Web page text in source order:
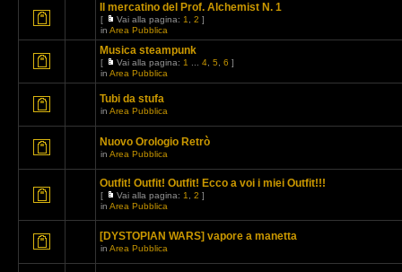
Il mercatino del Prof. Alchemist N. 1
[ Vai alla pagina: 1 2 ]
in Area Pubblica
Musica steampunk
[ Vai alla pagina: 1 4 5 6 ]
in Area Pubblica
Tubi da stufa
in Area Pubblica
Nuovo Orologio Retrò
in Area Pubblica
Outfit! Outfit! Outfit! Ecco a voi i miei Outfit!!!
[ Vai alla pagina: 1 2 ]
in Area Pubblica
[DYSTOPIAN WARS] vapore a manetta
in Area Pubblica